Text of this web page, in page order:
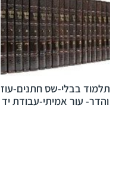
תלמוד בבלי-שס חתנים-עוז
והדר- עור אמיתי-עבודת יד